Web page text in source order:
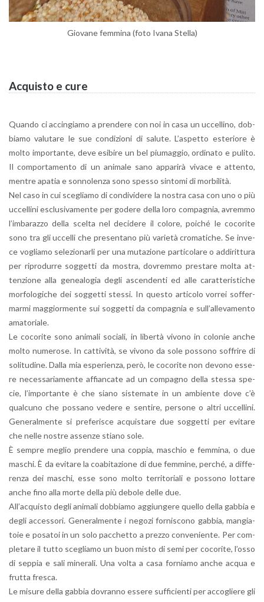
Gio­va­ne fem­mi­na (foto Ivana Stel­la)
Ac­qui­sto e cure
Quan­do ci ac­cin­gia­mo a pren­de­re con noi in casa un uc­cel­li­no, dob­
bia­mo va­lu­ta­re le sue con­di­zio­ni di sa­lu­te. L’a­spet­to este­rio­re è
molto im­por­tan­te, deve esi­bi­re un bel piu­mag­gio, or­di­na­to e pu­li­to.
Il com­por­ta­men­to di un ani­ma­le sano ap­pa­ri­rà vi­va­ce e at­ten­to,
men­tre apa­tia e son­no­len­za sono spes­so sin­to­mi di mor­bi­li­tà.
Nel caso in cui sce­glia­mo di con­di­vi­de­re la no­stra casa con uno o più
uc­cel­li­ni esclu­si­va­men­te per go­de­re della loro com­pa­gnia, avrem­mo
l’im­ba­raz­zo della scel­ta nel de­ci­de­re il co­lo­re, poi­ché le co­co­ri­te
sono tra gli uc­cel­li che pre­sen­ta­no più va­rie­tà cro­ma­ti­che. Se in­ve­
ce vo­glia­mo se­le­zio­nar­li per una mu­ta­zio­ne par­ti­co­la­re o ad­di­rit­tu­ra
per ri­pro­dur­re sog­get­ti da mo­stra, do­vrem­mo pre­sta­re molta at­
ten­zio­ne alla ge­nea­lo­gia degli ascen­den­ti ed alle ca­rat­te­ri­sti­che
mor­fo­lo­gi­che dei sog­get­ti stes­si. In que­sto ar­ti­co­lo vor­rei sof­fer­
mar­mi mag­gior­men­te sui sog­get­ti da com­pa­gnia e sul­l’al­le­va­men­to
ama­to­ria­le.
Le co­co­ri­te sono ani­ma­li so­cia­li, in li­ber­tà vi­vo­no in co­lo­nie anche
molto nu­me­ro­se. In cat­ti­vi­tà, se vi­vo­no da sole pos­so­no sof­fri­re di
so­li­tu­di­ne. Dalla mia espe­rien­za, però, le co­co­ri­te non de­vo­no es­se­
re ne­ces­sa­ria­men­te af­fian­ca­te ad un com­pa­gno della stes­sa spe­
cie, l’im­por­tan­te è che siano si­ste­ma­te in un am­bien­te dove c’è
qual­cu­no che pos­sa­no ve­de­re e sen­ti­re, per­so­ne o altri uc­cel­li­ni.
Ge­ne­ral­men­te si pre­fe­ri­sce ac­qui­sta­re due sog­get­ti per evi­ta­re
che nelle no­stre as­sen­ze stia­no sole.
È sem­pre me­glio pren­de­re una cop­pia, ma­schio e fem­mi­na, o due
ma­schi. È da evi­ta­re la coa­bi­ta­zio­ne di due fem­mi­ne, per­ché, a dif­fe­
ren­za dei ma­schi, esse sono molto ter­ri­to­ria­li e pos­so­no lot­ta­re
anche fino alla morte della più de­bo­le delle due.
Al­l’ac­qui­sto degli ani­ma­li dob­bia­mo ag­giun­ge­re quel­lo della gab­bia e
degli ac­ces­so­ri. Ge­ne­ral­men­te i ne­go­zi for­ni­sco­no gab­bia, man­gia­
to­ie e po­sa­toi in un solo pac­chet­to a prez­zo con­ve­nien­te. Per com­
ple­ta­re il tutto sce­glia­mo un buon misto di semi per co­co­ri­te, l’os­so
di sep­pia e sali mi­ne­ra­li. Una volta a casa for­nia­mo anche acqua e
frut­ta fre­sca.
Le mi­su­re della gab­bia do­vran­no es­se­re suf­fi­cien­ti per ac­co­glie­re gli